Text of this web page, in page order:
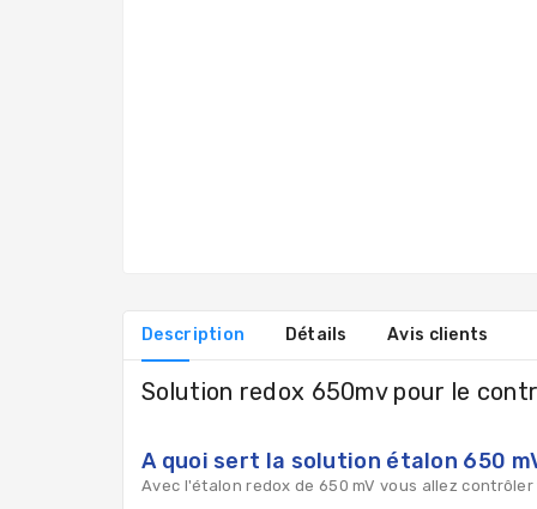
Description Détails Avis clients
Solution redox 650mv pour le
A quoi sert la solution étalon 650
Avec l'étalon redox de 650 mV vous allez